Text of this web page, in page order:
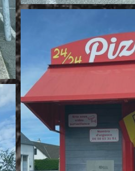
DISTRIBUTEUR DE LES